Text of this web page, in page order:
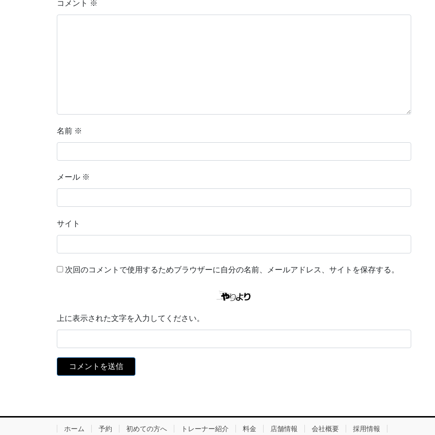
コメント ※
名前 ※
メール ※
サイト
次回のコメントで使用するためブラウザーに自分の名前、メールアドレス、サイトを保存する。
上に表示された文字を入力してください。
ホーム 予約 初めての方へ トレーナー紹介 料金 店舗情報 会社概要 採用情報